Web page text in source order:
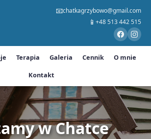
📧chatkagrzybowo@gmail.com
📱 +48 513 442 515
Terapia Galeria Cennik
O mnie
Kontakt
w Chatce